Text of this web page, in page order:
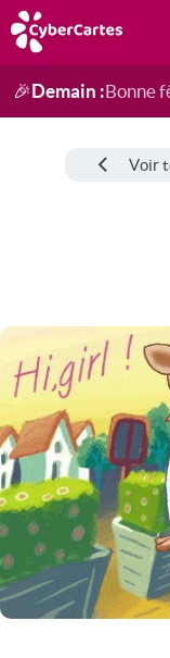
Anniversaire
Fête du jour
Amour
Amitié
Merci
Toutes les
🎉Demain :Bonne
Voir